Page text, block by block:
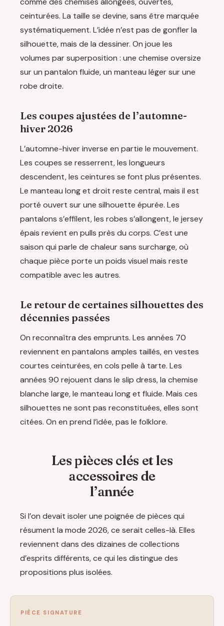
ceinturées. La taille se devine, sans être marquée
systématiquement. L’idée n’est pas de gonfler la
silhouette, mais de la dessiner. On joue les
volumes par superposition : une chemise oversize
sur un pantalon fluide, un manteau léger sur une
robe droite.
Les coupes ajustées de l’automne-
hiver 2026
L’automne-hiver inverse en partie le mouvement.
Les coupes se resserrent, les longueurs
descendent, les ceintures se font plus présentes.
Le manteau long et droit reste central, mais il est
porté ouvert sur une silhouette épurée. Les
pantalons s’effilent, les robes s’allongent, le jersey
épais revient en pulls près du corps. C’est une
saison qui parle de chaleur sans surcharge, où
chaque pièce porte un poids visuel mais reste
compatible avec les autres.
Le retour de certaines silhouettes des
décennies passées
On reconnaîtra des emprunts. Les années 70
reviennent en pantalons amples taillés, en vestes
courtes ceinturées, en cols pelle à tarte. Les
années 90 rejouent dans le slip dress, la chemise
blanche large, le manteau long et fluide. Mais ces
silhouettes ne sont pas reconstituées, elles sont
citées. On en prend l’idée, pas le folklore.
Les pièces clés et les
accessoires de
l’année
Si l’on devait isoler une poignée de pièces qui
résument la mode 2026, ce serait celles-là. Elles
reviennent dans des dizaines de collections
d’esprits différents, ce qui les distingue des
propositions plus isolées.
PIÈCE SIGNATURE